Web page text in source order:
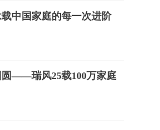
中国家庭的每一次进阶
圆——瑞风25载100万家庭